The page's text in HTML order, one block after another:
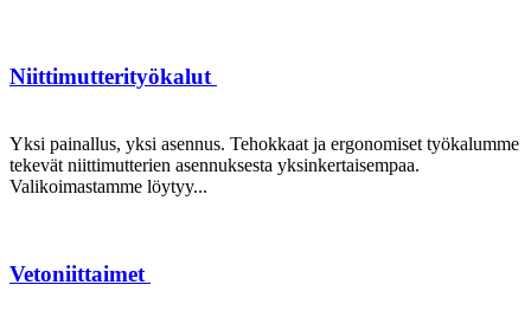
Niittimutterityökalut
Yksi painallus, yksi asennus. Tehokkaat ja ergonomiset työkalumme
tekevät niittimutterien asennuksesta yksinkertaisempaa.
Valikoimastamme löytyy...
Vetoniittaimet